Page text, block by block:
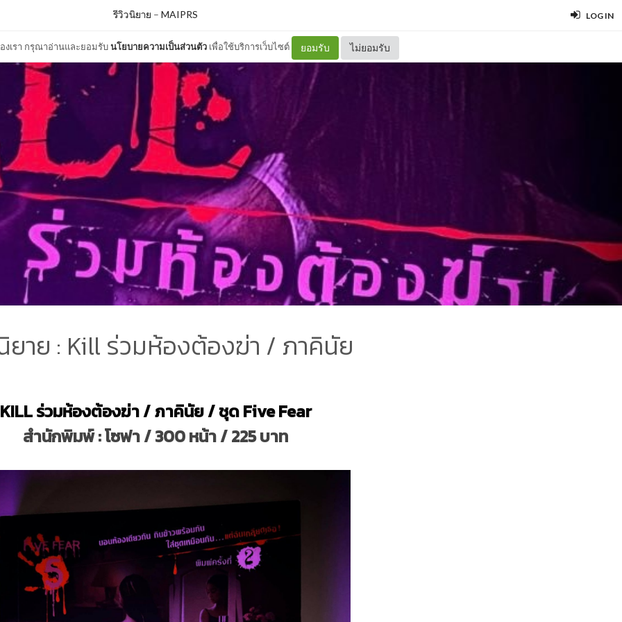
LOG IN
งเรา กรุณาอ่านและยอมรับนโยบายความเป็นส่วนตัว เพื่อใช้บริการเว็บไซต์ ยอมรับ ไม่ยอมรับ
รีวิวนิยาย – MAIPRS
ยาย : Kill ร่วมห้องต้องฆ่า / ภาคินัย
KILL ร่วมห้องต้องฆ่า / ภาคินัย / ชุด Five Fear
สำนักพิมพ์ : โซฟา / 300 หน้า / 225 บาท